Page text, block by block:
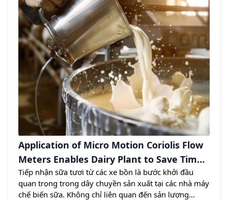
chuyền sản xuất theo thời gian thực để so sánh…
Application of Micro Motion Coriolis Flow
Meters Enables Dairy Plant to Save Time
and Costs in the Raw Material Receiving
Area
Tiếp nhận sữa tươi từ các xe bồn là bước khởi đầu
quan trọng trong dây chuyền sản xuất tại các nhà máy
chế biến sữa. Không chỉ liên quan đến sản lượng